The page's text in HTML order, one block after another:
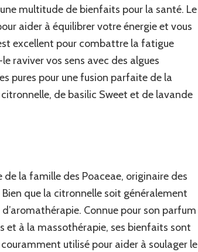
multitude de bienfaits pour la santé. Le
aider à équilibrer votre énergie et vous
excellent pour combattre la fatigue
raviver vos sens avec des algues
pures pour une fusion parfaite de la
de basilic Sweet et de lavande
la famille des Poaceae, originaire des
que la citronnelle soit généralement
Connue pour son parfum
et à la massothérapie, ses bienfaits sont
utilisé pour aider à soulager le